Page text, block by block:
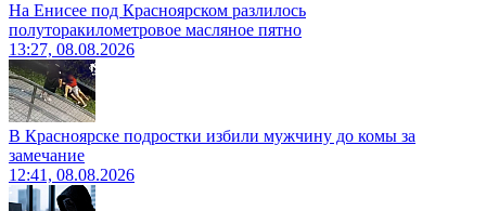
На Енисее под Красноярском разлилось
полуторакилометровое масляное пятно
13:27, 08.08.2026
В Красноярске подростки избили мужчину до комы за
замечание
12:41, 08.08.2026